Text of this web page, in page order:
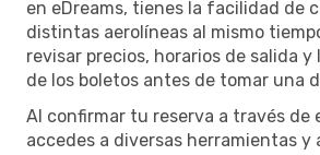
en eDreams, tienes la facilidad de
distintas aerolíneas al mismo
revisar precios, horarios de salida
de los boletos antes de tomar una
Al confirmar tu reserva a través de
accedes a diversas herramientas y